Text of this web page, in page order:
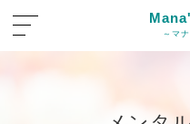
～マ